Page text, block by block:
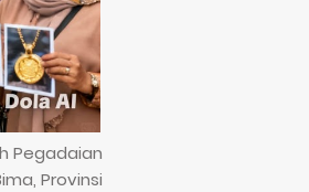
Pegadaian
Provinsi